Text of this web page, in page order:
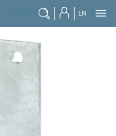
EN
/ betongvinklar 8,0 mm